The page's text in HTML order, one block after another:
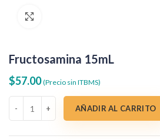
Fructosamina 15mL
$57.00 (Precio sin ITBMS)
Fructosamina 15mL cantidad
AÑADIR AL CARRITO